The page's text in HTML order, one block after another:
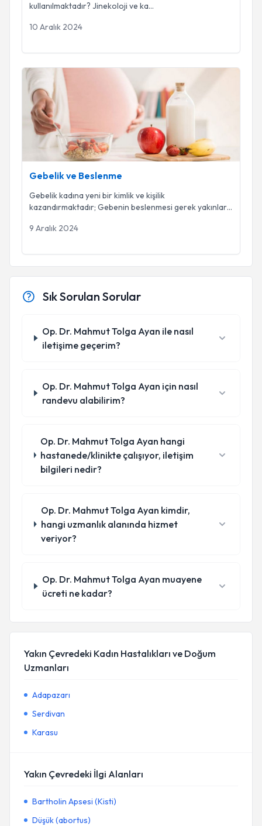
kullanılmaktadır? Jinekoloji ve ka...
10 Aralık 2024
Gebelik ve Beslenme
Gebelik ve Beslenme
Gebelik kadına yeni bir kimlik ve kişilik
kazandırmaktadır; Gebenin beslenmesi gerek yakınları
9 Aralık 2024
Sık Sorulan Sorular
Op. Dr. Mahmut Tolga Ayan ile nasıl
iletişime geçerim?
Op. Dr. Mahmut Tolga Ayan için nasıl
randevu alabilirim?
Op. Dr. Mahmut Tolga Ayan hangi
hastanede/klinikte çalışıyor, iletişim
bilgileri nedir?
Op. Dr. Mahmut Tolga Ayan kimdir,
hangi uzmanlık alanında hizmet
veriyor?
Op. Dr. Mahmut Tolga Ayan muayene
ücreti ne kadar?
Yakın Çevredeki Kadın Hastalıkları ve Doğum
Uzmanları
Adapazarı
Serdivan
Karasu
Yakın Çevredeki İlgi Alanları
Bartholin Apsesi (Kisti)
Düşük (abortus)